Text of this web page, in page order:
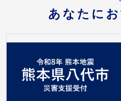
あなたに